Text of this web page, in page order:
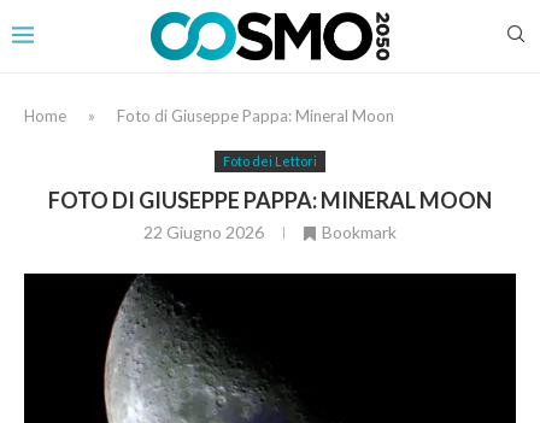
Home » Foto di Giuseppe Pappa: Mineral Moon
Foto dei Lettori
FOTO DI GIUSEPPE PAPPA: MINERAL MOON
22 Giugno 2026 Bookmark